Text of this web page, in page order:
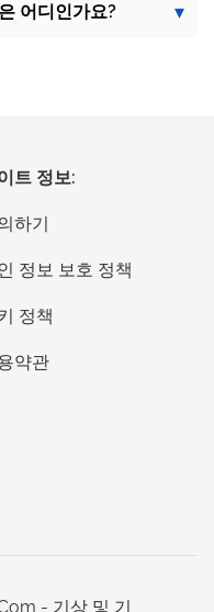
어디인가요?
트 정보:
하기
정보 보호 정책
정책
약관
- 기상 및 기